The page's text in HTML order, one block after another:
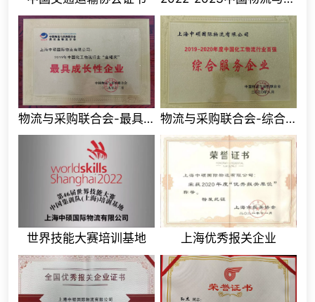
物流与采购联合会-最具成长性企业 物流与采购联合会-综合服务企业
世界技能大赛培训基地 上海优秀报关企业